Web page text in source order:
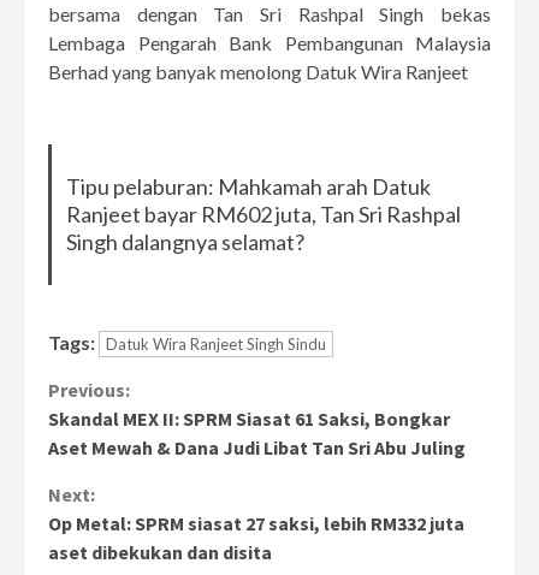
bersama dengan Tan Sri Rashpal Singh bekas
Lembaga Pengarah Bank Pembangunan Malaysia
Berhad yang banyak menolong Datuk Wira Ranjeet
Tipu pelaburan: Mahkamah arah Datuk
Ranjeet bayar RM602 juta, Tan Sri Rashpal
Singh dalangnya selamat?
Tags: Datuk Wira Ranjeet Singh Sindu
Continue
Reading
Previous:
Skandal MEX II: SPRM Siasat 61 Saksi, Bongkar
Aset Mewah & Dana Judi Libat Tan Sri Abu Juling
Next:
Op Metal: SPRM siasat 27 saksi, lebih RM332 juta
aset dibekukan dan disita